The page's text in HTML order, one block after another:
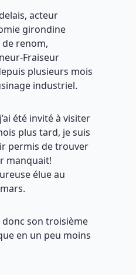
acteur
girondine
renom,
Fraiseur
plusieurs mois
industriel.
été invité à visiter
plus tard, je suis
permis de trouver
manquait!
élue au
son troisième
en un peu moins